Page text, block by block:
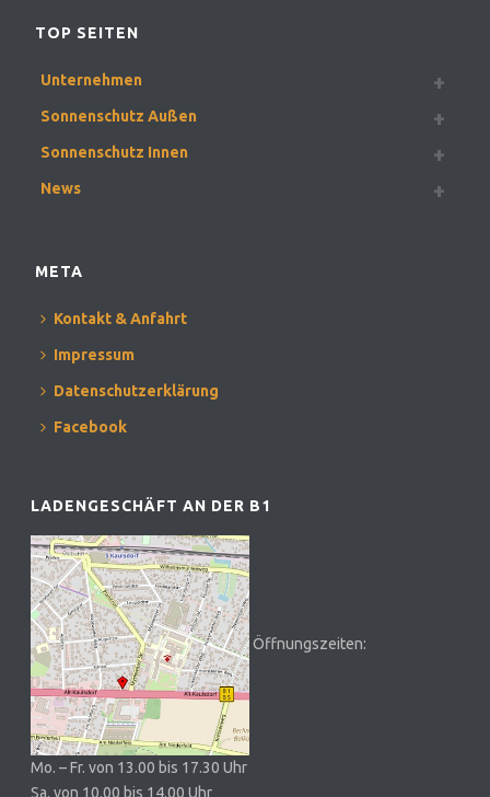
TOP SEITEN
Unternehmen
Sonnenschutz Außen
Sonnenschutz Innen
News
META
Kontakt & Anfahrt
Impressum
Datenschutzerklärung
Facebook
LADENGESCHÄFT AN DER B1
Öffnungszeiten:
Mo. – Fr. von 13.00 bis 17.30 Uhr
Sa. von 10.00 bis 14.00 Uhr